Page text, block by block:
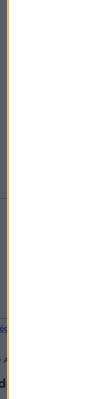
Amikor minden másodperc
számít: